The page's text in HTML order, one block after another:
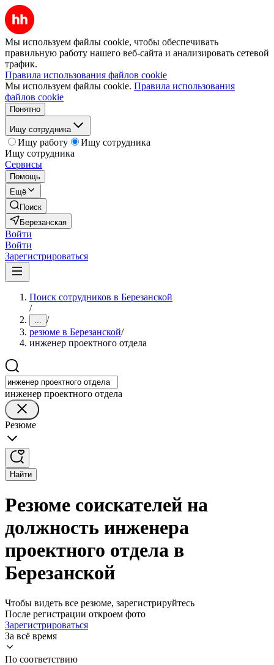
Мы используем файлы cookie, чтобы обеспечивать
правильную работу нашего веб-сайта и анализировать сетевой
трафик.
Правила использования файлов cookie
Мы используем файлы cookie. Правила использования
файлов cookie
Понятно
Ищу сотрудника
Ищу работу
Ищу сотрудника
Ищу сотрудника
Сервисы
Помощь
Ещё
Поиск
Березанская
Войти
Войти
Зарегистрироваться
Поиск сотрудников в Березанской
/
... /
резюме в Березанской/
инженер проектного отдела
инженер проектного отдела
Резюме
Найти
Резюме соискателей на
должность инженера
проектного отдела в
Березанской
Чтобы видеть все резюме, зарегистрируйтесь
После регистрации откроем фото
Зарегистрироваться
За всё время
По соответствию